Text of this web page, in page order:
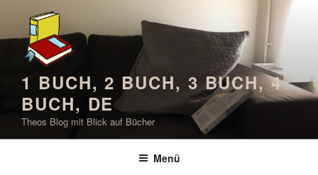
springen
1 BUCH, 2 BUCH, 3 BUCH, 4
BUCH, DE
Theos Blog mit Blick auf Bücher
Menü